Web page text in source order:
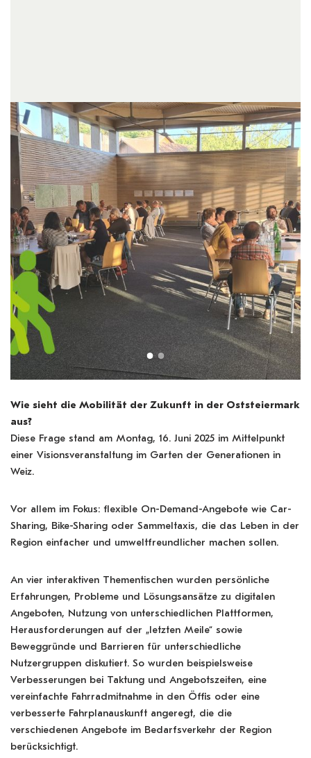
Wie sieht die Mobilität der Zukunft in der Oststeiermark
aus?
Diese Frage stand am Montag, 16. Juni 2025 im Mittelpunkt
einer Visionsveranstaltung im Garten der Generationen in
Weiz.
Vor allem im Fokus: flexible On-Demand-Angebote wie Car-
Sharing, Bike-Sharing oder Sammeltaxis, die das Leben in der
Region einfacher und umweltfreundlicher machen sollen.
An vier interaktiven Thementischen wurden persönliche
Erfahrungen, Probleme und Lösungsansätze zu digitalen
Angeboten, Nutzung von unterschiedlichen Plattformen,
Herausforderungen auf der „letzten Meile“ sowie
Beweggründe und Barrieren für unterschiedliche
Nutzergruppen diskutiert. So wurden beispielsweise
Verbesserungen bei Taktung und Angebotszeiten, eine
vereinfachte Fahrradmitnahme in den Öffis oder eine
verbesserte Fahrplanauskunft angeregt, die die
verschiedenen Angebote im Bedarfsverkehr der Region
berücksichtigt.